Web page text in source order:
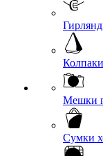
Колпаки
Мешки
Сумки